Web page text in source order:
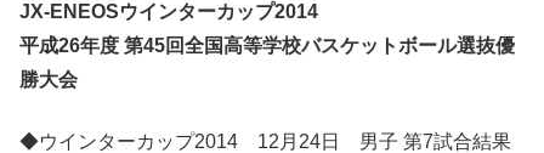
JX-ENEOSウインターカップ2014
平成26年度 第45回全国高等学校バスケットボール選抜優
勝大会
◆ウインターカップ2014 12月24日 男子 第7試合結果